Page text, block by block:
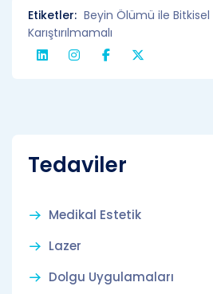
Etiketler: Beyin Ölümü ile
Karıştırılmamalı
Tedaviler
Medikal Estetik
Lazer
Dolgu Uygulamaları